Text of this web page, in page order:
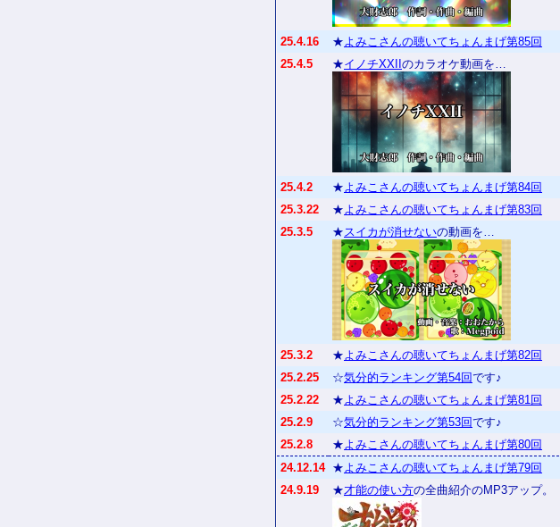
25.4.16 ★よみこさんの聴いてちょんまげ第85回
25.4.5
★イノチXXII のカラオケ動画を…
25.4.2 ★よみこさんの聴いてちょんまげ第84回
25.3.22
★よみこさんの聴いてちょんまげ第83回
25.3.5
★スイカが消せないの動画を…
25.3.2 ★よみこさんの聴いてちょんまげ第82回
25.2.25
☆気分的ランキング第54回です♪
25.2.22
★よみこさんの聴いてちょんまげ第81回
25.2.9
☆気分的ランキング第53回です♪
25.2.8
★よみこさんの聴いてちょんまげ第80回
24.12.14 ★よみこさんの聴いてちょんまげ第79回
24.9.19
★才能の使い方の全曲紹介のMP3アップ。